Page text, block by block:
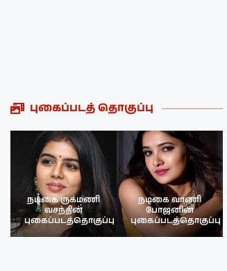
புகைப்படத் தொகுப்பு
நடிகை ருக்மணி
வசந்தின்
புகைப்படத்தொகுப்பு
நடிகை வாணி
போஜனின்
புகைப்படத்தொகுப்பு